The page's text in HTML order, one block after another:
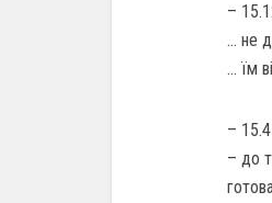
–
… не
… їм
–
– до